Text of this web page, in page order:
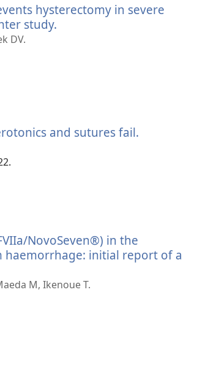
hysterectomy in severe
study.
DV.
and sutures fail.
NovoSeven®) in the
initial report of a
M, Ikenoue T.